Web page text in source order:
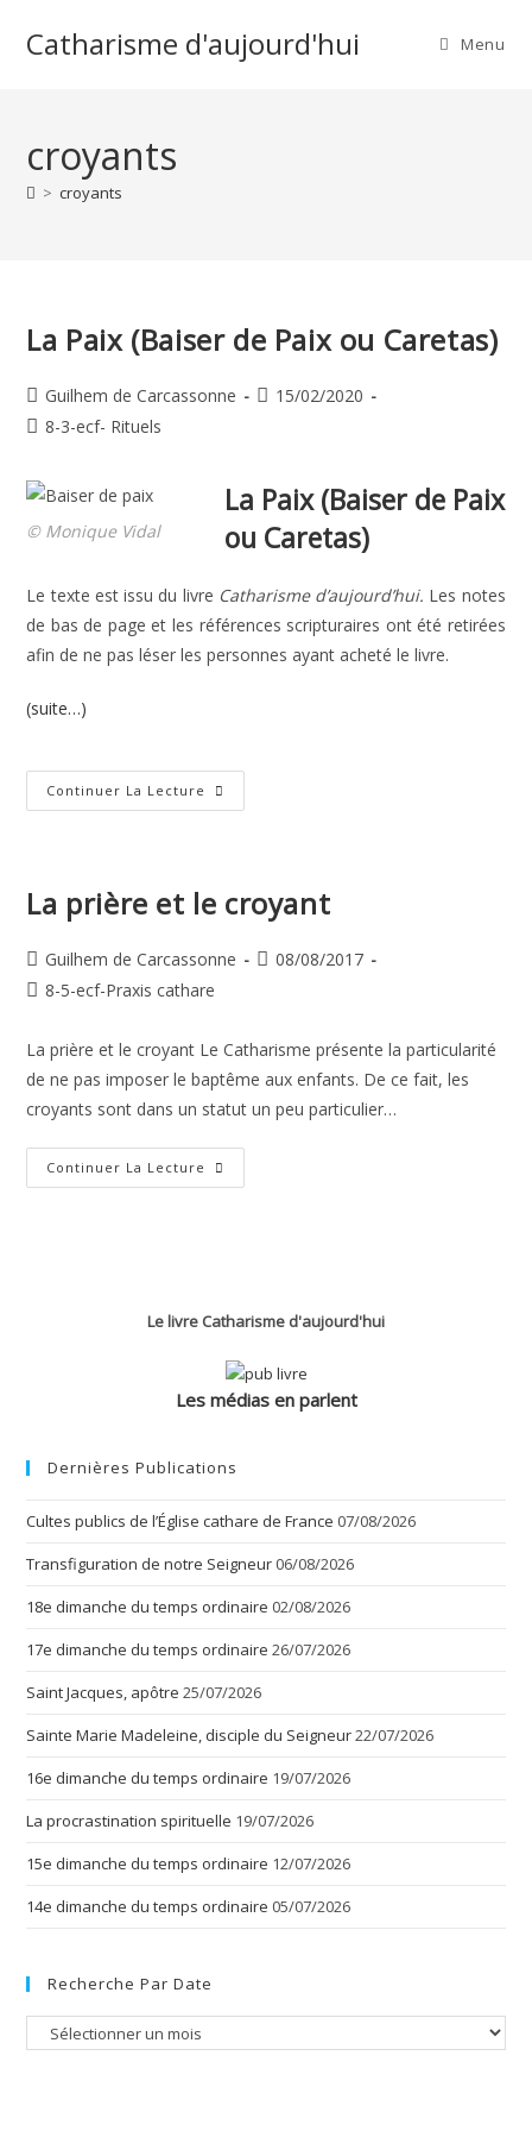
Catharisme d'aujourd'hui Menu
croyants
> croyants
La Paix (Baiser de Paix ou Caretas)
Auteur/autrice
de
Guilhem de Carcassonne
Publication
15/02/2020
Post8-3-ecf- Rituels
© Monique Vidal
La Paix (Baiser de Paix
ou Caretas)
Le texte est issu du livre Catharisme d’aujourd’hui. Les notes
de bas de page et les références scripturaires ont été retirées
afin de ne pas léser les personnes ayant acheté le livre.
(suite…)
Continuer La Lecture La
Paix
La prière et le croyant
Auteur/autrice
de
Guilhem de Carcassonne
Publication
08/08/2017
Post8-5-ecf-Praxis cathare
La prière et le croyant Le Catharisme présente la particularité
de ne pas imposer le baptême aux enfants. De ce fait, les
croyants sont dans un statut un peu particulier…
Continuer La Lecture La
Prière
Le livre Catharisme d'aujourd'hui
Les médias en parlent
Dernières Publications
Cultes publics de l’Église cathare de France 07/08/2026
Transfiguration de notre Seigneur 06/08/2026
18e dimanche du temps ordinaire 02/08/2026
17e dimanche du temps ordinaire 26/07/2026
Saint Jacques, apôtre 25/07/2026
Sainte Marie Madeleine, disciple du Seigneur22/07/2026
16e dimanche du temps ordinaire 19/07/2026
La procrastination spirituelle 19/07/2026
15e dimanche du temps ordinaire 12/07/2026
14e dimanche du temps ordinaire 05/07/2026
Recherche Par Date
Recherche